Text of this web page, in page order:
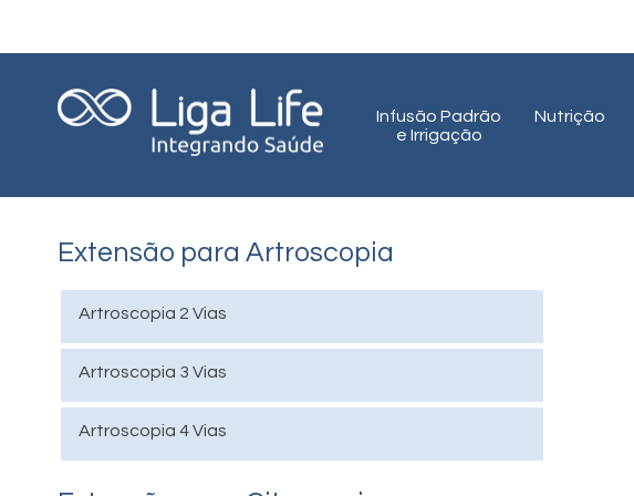
Infusão Padrão
e Irrigação
Nutrição
Extensão para Artroscopia
Artroscopia 2 Vias
Artroscopia 3 Vias
Artroscopia 4 Vias